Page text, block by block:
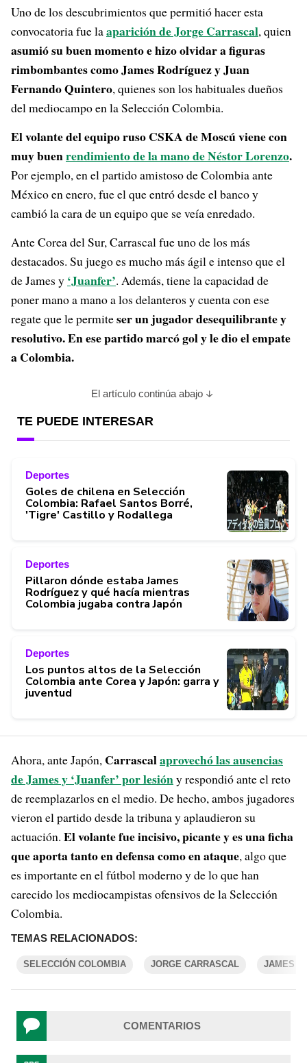
Uno de los descubrimientos que permitió hacer esta
convocatoria fue laaparición de Jorge Carrascal, quien
asumió su buen momento e hizo olvidar a figuras
rimbombantes como James Rodríguez y Juan
Fernando Quintero, quienes son los habituales dueños
del mediocampo en la Selección Colombia.
El volante del equipo ruso CSKA de Moscú viene con
muy buenrendimiento de la mano de Néstor Lorenzo.
Por ejemplo, en el partido amistoso de Colombia ante
México en enero, fue el que entró desde el banco y
cambió la cara de un equipo que se veía enredado.
Ante Corea del Sur, Carrascal fue uno de los más
destacados. Su juego es mucho más ágil e intenso que el
de James y ‘Juanfer’. Además, tiene la capacidad de
poner mano a mano a los delanteros y cuenta con ese
regate que le permiteser un jugador desequilibrante y
resolutivo. En ese partido marcó gol y le dio el empate
a Colombia.
El artículo continúa abajo
TE PUEDE INTERESAR
Deportes
Goles de chilena en Selección
Colombia: Rafael Santos Borré,
'Tigre' Castillo y Rodallega
Deportes
Pillaron dónde estaba James
Rodríguez y qué hacía mientras
Colombia jugaba contra Japón
Deportes
Los puntos altos de la Selección
Colombia ante Corea y Japón: garra y
juventud
Ahora, ante Japón, Carrascalaprovechó las ausencias
de James y ‘Juanfer’ por lesióny respondió ante el reto
de reemplazarlos en el medio. De hecho, ambos jugadores
vieron el partido desde la tribuna y aplaudieron su
actuación. El volante fue incisivo, picante y es una ficha
que aporta tanto en defensa como en ataque, algo que
es importante en el fútbol moderno y de lo que han
carecido los mediocampistas ofensivos de la Selección
Colombia.
TEMAS RELACIONADOS:
SELECCIÓN COLOMBIA JORGE CARRASCAL JAMES
COMENTARIOS